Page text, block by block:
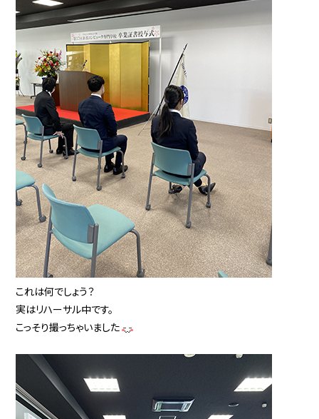
これは何でしょう？
実はリハーサル中です。
こっそり撮っちゃいました